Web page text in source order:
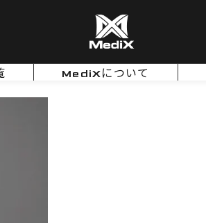
MediX
-
デ
MediXについて